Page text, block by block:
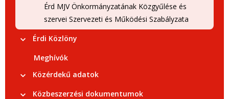
Érd MJV Önkormányzatának Közgyűlése és
szervei Szervezeti és Működési Szabályzata
Érdi Közlöny
Meghívók
Közérdekű adatok
Közbeszerzési dokumentumok